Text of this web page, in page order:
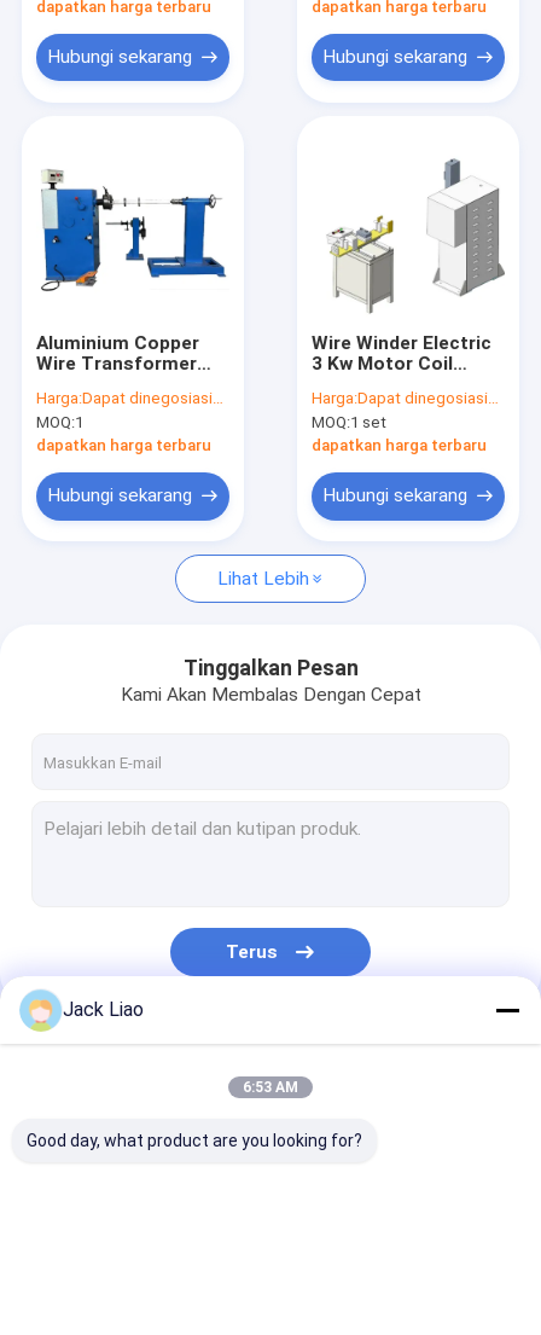
Video
Tentang Kami
Hubungi Kami
Berita
Minta Kutipan
Mesin Berliku Trafo Foil
Mesin Berliku Trafo Coil
Tabel Susun Inti Transformator
Mesin Pembentuk Sirip Bergelombang
Mesin Penggorok Inti
dapatkan harga terbaru
Hubungi sekarang
dapatkan harga terbaru
Hubungi sekarang
Aluminium Copper
Wire Transformer
Semi Otomatis
200rpm
Harga:Dapat dinegosiasikan
MOQ:1
dapatkan harga terbaru
Hubungi sekarang
Wire Winder Electric
3 Kw Motor Coil
Tinggi 1400mm
Harga:Dapat dinegosiasikan
MOQ:1 set
dapatkan harga terbaru
Hubungi sekarang
Lihat Lebih
Tinggalkan Pesan
Kami Akan Membalas Dengan Cepat
Terus
Kategori Kami
Jack Liao
6:53 AM
Good day, what product are you looking for?